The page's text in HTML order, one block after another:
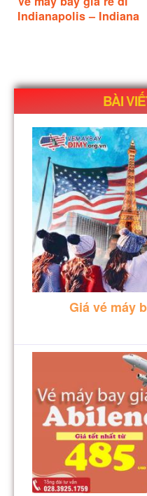
Indianapolis – Indiana
BÀI
Giá vé máy